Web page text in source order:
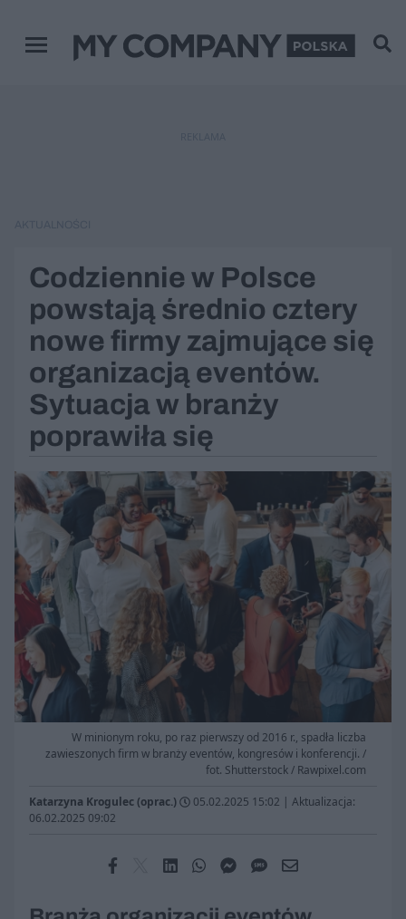
Menu główne
Codziennie w Polsce
powstają średnio cztery
nowe firmy zajmujące się
organizacją eventów.
Sytuacja w branży
poprawiła się
W minionym roku, po raz pierwszy od 2016 r., spadła liczba
zawieszonych firm w branży eventów, kongresów i konferencji. /
fot. Shutterstock / Rawpixel.com
Katarzyna Krogulec (oprac.) 05.02.2025 15:02 | Aktualizacja:
06.02.2025 09:02